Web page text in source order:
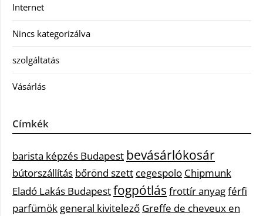
Internet
Nincs kategorizálva
szolgáltatás
Vásárlás
Címkék
barista képzés Budapest bevásárlókosár
bútorszállítás bőrönd szett cegespolo Chipmunk
Eladó Lakás Budapestfogpótlás frottír anyagférfi
parfümök general kivitelező Greffe de cheveux en